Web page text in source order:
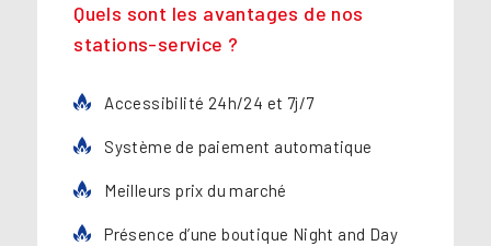
Quels sont les avantages de nos
stations-service ?
Accessibilité 24h/24 et 7j/7
Système de paiement automatique
Meilleurs prix du marché
Présence d’une boutique Night and Day